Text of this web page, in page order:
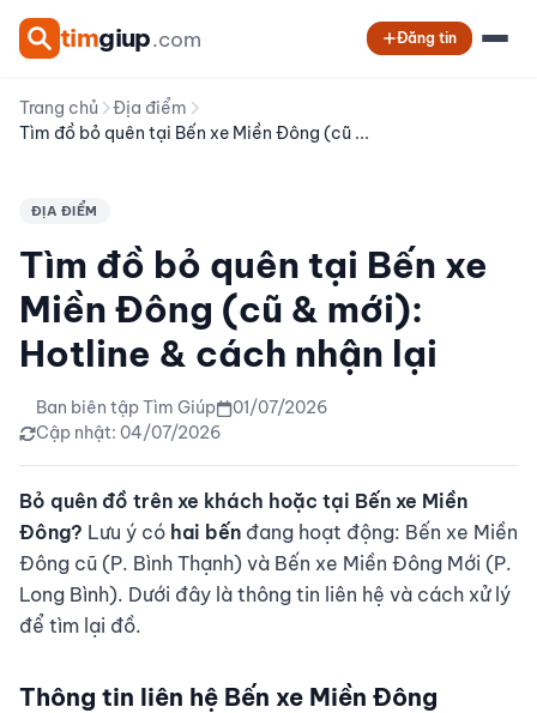
timgiup.com Đăng tin
Trang chủ
Địa điểm
Tìm đồ bỏ quên tại Bến xe Miền Đông (cũ ...
ĐỊA ĐIỂM
Tìm đồ bỏ quên tại Bến xe
Miền Đông (cũ & mới):
Hotline & cách nhận lại
Ban biên tập Tìm Giúp
01/07/2026
Cập nhật: 04/07/2026
Bỏ quên đồ trên xe khách hoặc tại Bến xe Miền
Đông? Lưu ý có hai bến đang hoạt động: Bến xe Miền
Đông cũ (P. Bình Thạnh) và Bến xe Miền Đông Mới (P.
Long Bình). Dưới đây là thông tin liên hệ và cách xử lý
để tìm lại đồ.
Thông tin liên hệ Bến xe Miền Đông